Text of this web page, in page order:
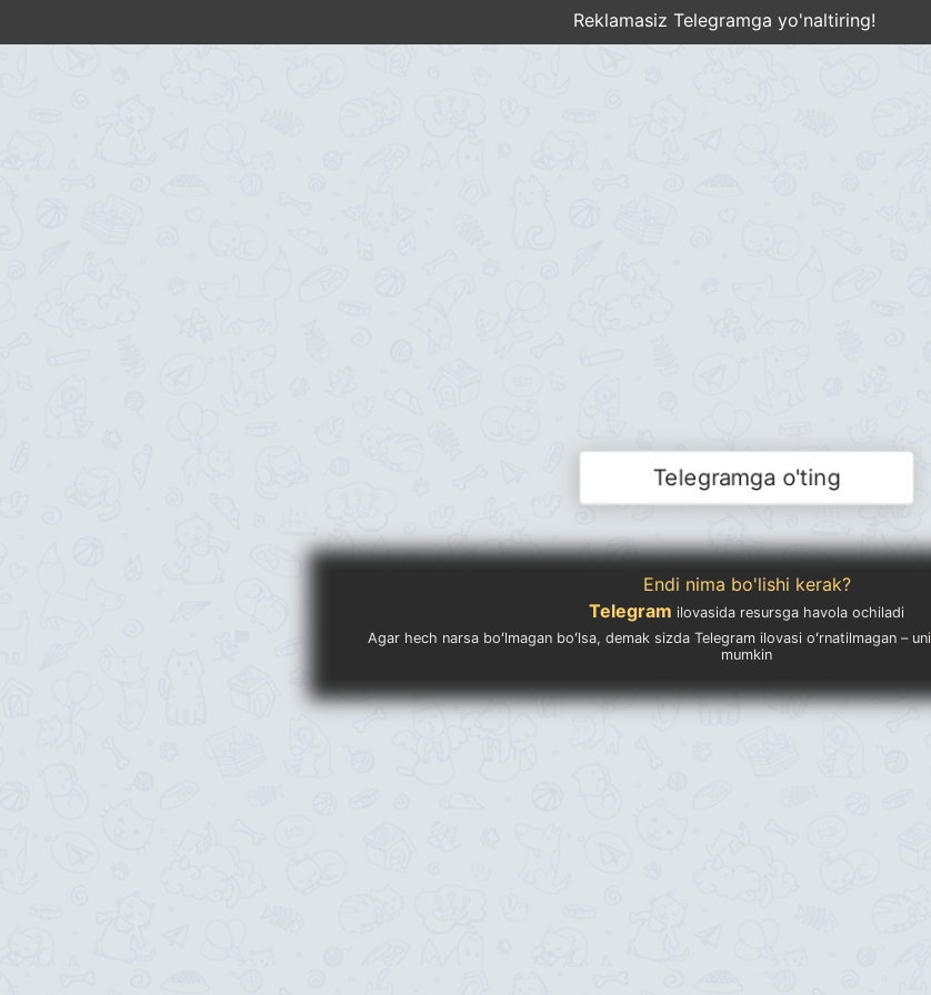
Reklamasiz Telegramga yo'naltiring!
Telegramga o'ting
Endi nima bo'lishi kerak?
Telegram ilovasida resursga havola ochiladi
Agar hech narsa boʻlmagan boʻlsa, demak sizda Telegram ilovasi oʻrnatilmagan – uni
mumkin